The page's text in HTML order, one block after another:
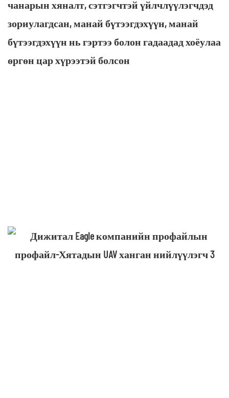
чанарын хяналт, сэтгэгчтэй үйлчлүүлэгчдэд
зориулагдсан, манай бүтээгдэхүүн, манай
бүтээгдэхүүн нь гэртээ болон гадаадад хоёулаа
өргөн цар хүрээтэй болсон